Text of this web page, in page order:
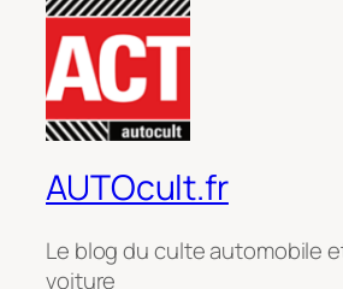
AUTOcult.fr
Le blog du culte automobile
voiture